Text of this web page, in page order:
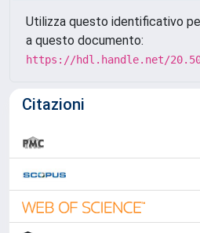
Utilizza questo identificativo
a questo documento:
https://hdl.handle.net/
Citazioni